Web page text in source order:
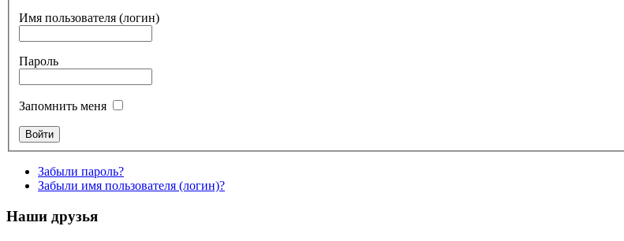
Имя пользователя (логин)
Пароль
Запомнить меня
Забыли пароль?
Забыли имя пользователя (логин)?
Наши друзья